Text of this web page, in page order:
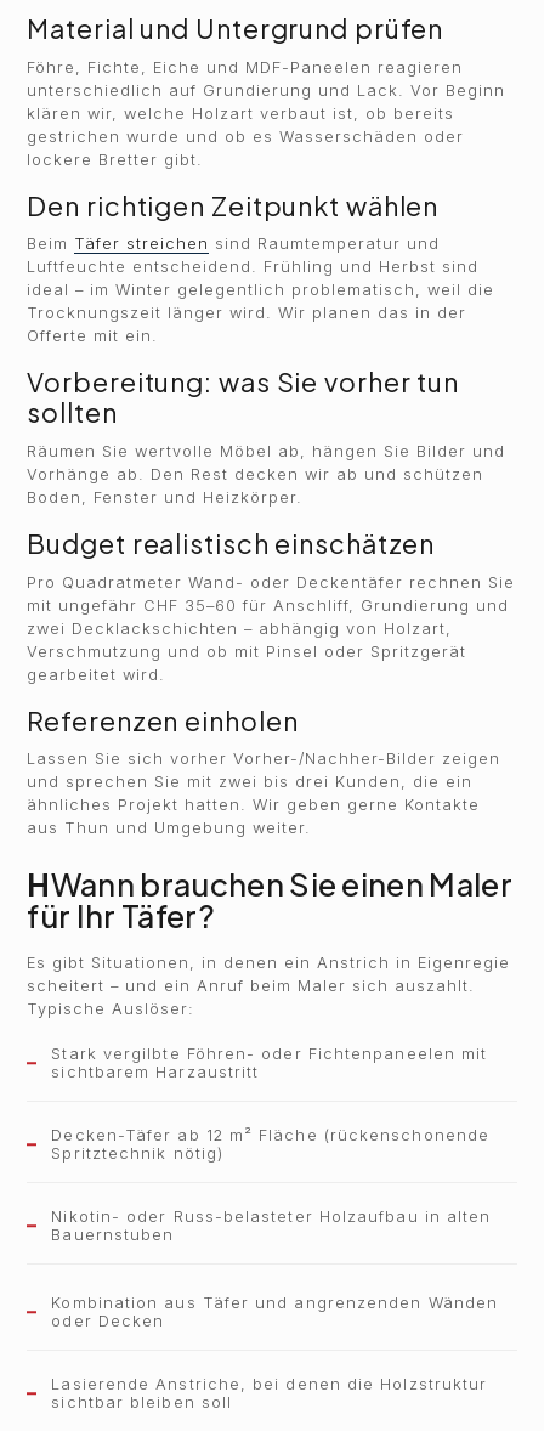
Material und Untergrund prüfen
Föhre, Fichte, Eiche und MDF-Paneelen reagieren
unterschiedlich auf Grundierung und Lack. Vor Beginn
klären wir, welche Holzart verbaut ist, ob bereits
gestrichen wurde und ob es Wasserschäden oder
lockere Bretter gibt.
Den richtigen Zeitpunkt wählen
Beim Täfer streichen sind Raumtemperatur und
Luftfeuchte entscheidend. Frühling und Herbst sind
ideal – im Winter gelegentlich problematisch, weil die
Trocknungszeit länger wird. Wir planen das in der
Offerte mit ein.
Vorbereitung: was Sie vorher tun
sollten
Räumen Sie wertvolle Möbel ab, hängen Sie Bilder und
Vorhänge ab. Den Rest decken wir ab und schützen
Boden, Fenster und Heizkörper.
Budget realistisch einschätzen
Pro Quadratmeter Wand- oder Deckentäfer rechnen Sie
mit ungefähr CHF 35–60 für Anschliff, Grundierung und
zwei Decklackschichten – abhängig von Holzart,
Verschmutzung und ob mit Pinsel oder Spritzgerät
gearbeitet wird.
Referenzen einholen
Lassen Sie sich vorher Vorher-/Nachher-Bilder zeigen
und sprechen Sie mit zwei bis drei Kunden, die ein
ähnliches Projekt hatten. Wir geben gerne Kontakte
aus Thun und Umgebung weiter.
HWann brauchen Sie einen Maler
für Ihr Täfer?
Es gibt Situationen, in denen ein Anstrich in Eigenregie
scheitert – und ein Anruf beim Maler sich auszahlt.
Typische Auslöser:
Stark vergilbte Föhren- oder Fichtenpaneelen mit
sichtbarem Harzaustritt
Decken-Täfer ab 12 m² Fläche (rückenschonende
Spritztechnik nötig)
Nikotin- oder Russ-belasteter Holzaufbau in alten
Bauernstuben
Kombination aus Täfer und angrenzenden Wänden
oder Decken
Lasierende Anstriche, bei denen die Holzstruktur
sichtbar bleiben soll